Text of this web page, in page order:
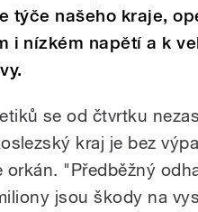
týče našeho kraje,
i nízkém napětí a k
se od čtvrtku
kraj je bez
"Předběžný
jsou škody na